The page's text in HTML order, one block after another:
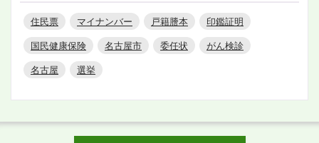
住民票 マイナンバー 戸籍謄本
印鑑証明
国民健康保険
名古屋市 委任状
がん検診
名古屋
選挙